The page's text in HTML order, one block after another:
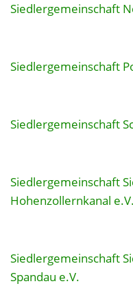
Siedlergemeinschaft
Siedlergemeinschaft
Siedlergemeinschaft
Siedlergemeinschaft
Hohenzollernkanal e.V.
Siedlergemeinschaft
Spandau e.V.